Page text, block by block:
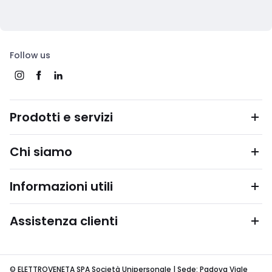
Follow us
Prodotti e servizi
Chi siamo
Informazioni utili
Assistenza clienti
© ELETTROVENETA SPA Società Unipersonale | Sede: Padova Viale